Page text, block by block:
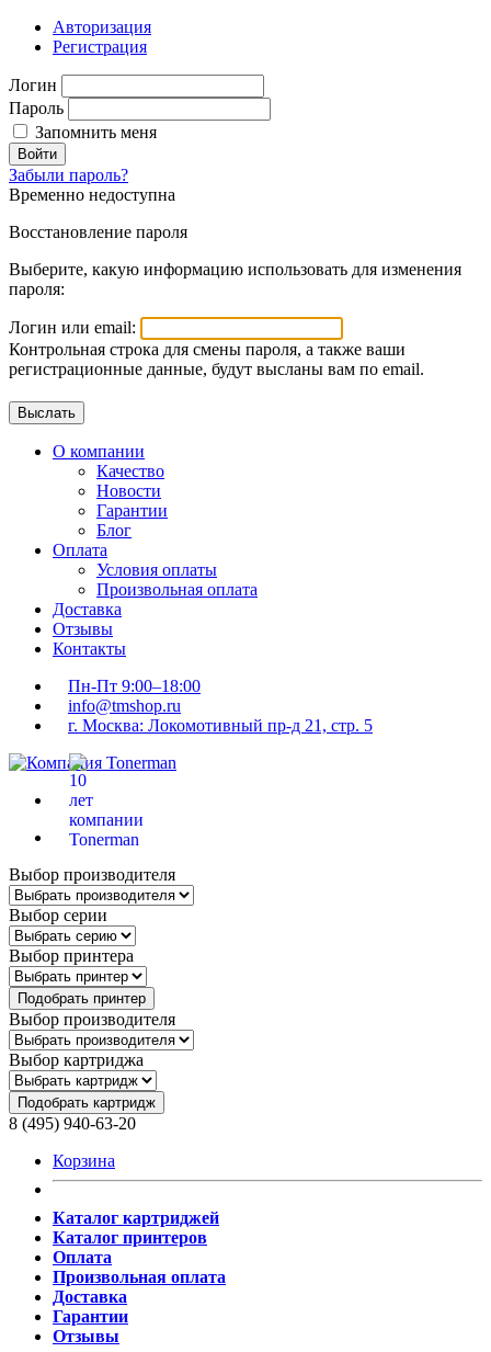
Авторизация
Регистрация
Логин
Пароль
Запомнить меня
Войти
Забыли пароль?
Временно недоступна
Восстановление пароля
Выберите, какую информацию использовать для изменения
пароля:
Логин или email:
Контрольная строка для смены пароля, а также ваши
регистрационные данные, будут высланы вам по email.
О компании
Качество
Новости
Гарантии
Блог
Оплата
Условия оплаты
Произвольная оплата
Доставка
Отзывы
Контакты
Пн-Пт 9:00–18:00
info@tmshop.ru
г. Москва: Локомотивный пр-д 21, стр. 5
Выбор производителя
Выбор серии
Выбор принтера
Подобрать принтер
Выбор производителя
Выбор картриджа
Подобрать картридж
8 (495) 940-63-20
Корзина
Каталог картриджей
Каталог принтеров
Оплата
Произвольная оплата
Доставка
Гарантии
Отзывы